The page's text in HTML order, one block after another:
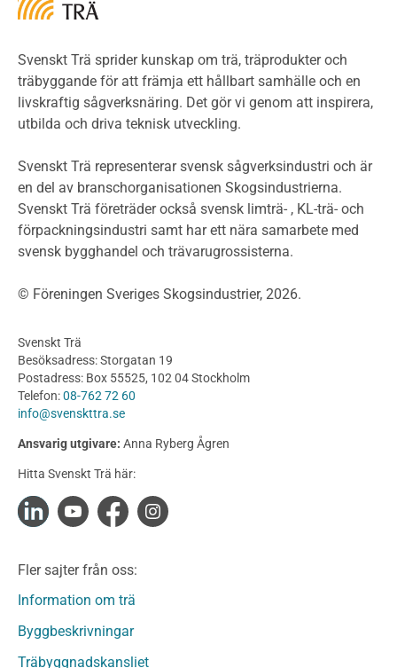
LCA
Miljödeklarationer och märkning
Termer och förkortningar
Planering
Klimatkalkylator hallar
Projektering av trähus - generellt
Byggsystem
Fasadsystem i skivmaterial
Bullerskärmar och andra utomhuskonstruktioner
Byggnation och utförande
Utförande
Produkter
Konstruktionsvirke
Konstruktionsvirke Behandlat
Konstruktionsvirke Fingerskarvat
Konstruktionsvirke Fingerskarvat Obehandlat
Limträ
Fanerträ
Fanerträ Obehandlat
Träpanel och Utvändig beklädnad Behandlat
Svenskt Trä sprider kunskap om trä, träprodukter och
träbyggande för att främja ett hållbart samhälle och en
livskraftig sågverksnäring. Det gör vi genom att inspirera,
utbilda och driva teknisk utveckling.
Svenskt Trä representerar svensk sågverksindustri och är
en del av branschorganisationen Skogsindustrierna.
Svenskt Trä företräder också svensk limträ- , KL-trä- och
förpackningsindustri samt har ett nära samarbete med
svensk bygghandel och trävarugrossisterna.
© Föreningen Sveriges Skogsindustrier, 2026.
Svenskt Trä
Besöksadress: Storgatan 19
Postadress: Box 55525, 102 04 Stockholm
Telefon:08-762 72 60
info@svenskttra.se
Ansvarig utgivare: Anna Ryberg Ågren
Hitta Svenskt Trä här:
Fler sajter från oss:
Information om trä
Byggbeskrivningar
Träbyggnadskansliet